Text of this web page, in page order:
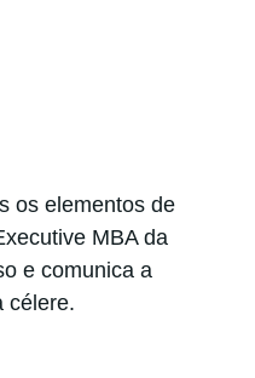
os elementos de
MBA da
e comunica a
célere.